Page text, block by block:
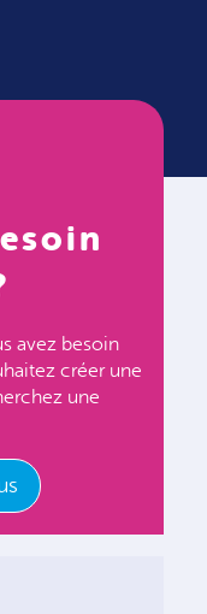
avez besoin
créer une
une